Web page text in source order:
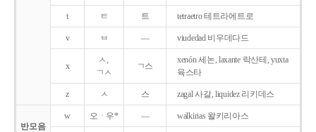
t ㅌ 트 tetraetro 테트라에트로
v ㅂ ― viudedad 비우데다드
x
ㅅ,
ㄱㅅ
ㄱ스
xenón 세논, laxante 락산테, yuxta
육스타
z ㅅ 스 zagal 사갈, liquidez 리키데스
반모음
w 오ㆍ우* ― walkirias 왈키리아스